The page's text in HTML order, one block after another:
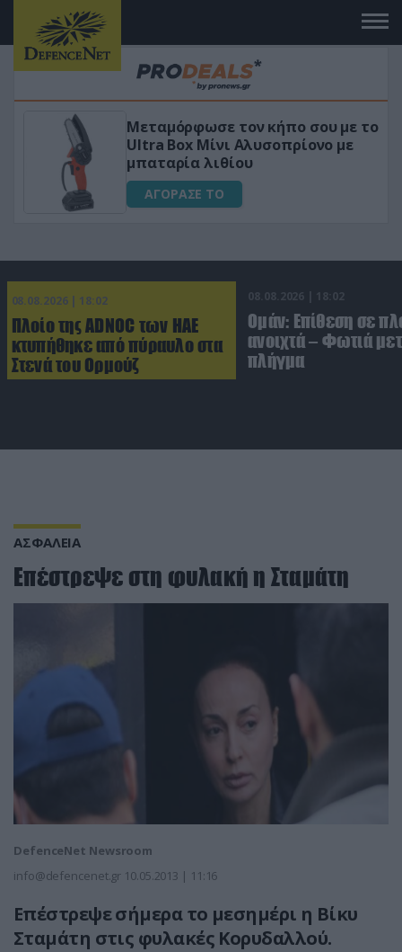
«Μαγική» φόρμουλα τριβόλι +
για αύξηση της λίμπιντο
ΑΓΟΡΑΣΕ ΤΟ
08.08.2026 | 18:02
Πλοίο της ADNOC των ΗΑΕ
κτυπήθηκε από πύραυλο στα
Στενά του Ορμούζ
08.08.2026 | 18:02
Ομάν: Επίθεση σε
ανοιχτά – Φωτιά
πλήγμα
ΑΣΦΑΛΕΙΑ
Επέστρεψε στη φυλακή η Σταμάτη
DefenceNet Newsroom
info@defencenet.gr 10.05.2013 | 11:16
Επέστρεψε σήμερα το μεσημέρι η Bίκυ
Σταμάτη στις φυλακές Κορυδαλλού.